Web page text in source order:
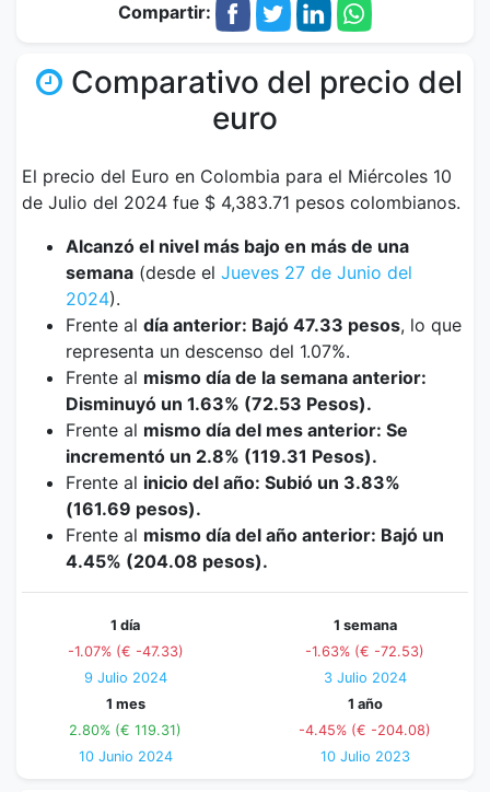
Compartir:
Comparativo del precio del
euro
El precio del Euro en Colombia para el Miércoles 10
de Julio del 2024 fue $ 4,383.71 pesos colombianos.
Alcanzó el nivel más bajo en más de una
semana (desde el Jueves 27 de Junio del
2024).
Frente al día anterior: Bajó 47.33 pesos, lo que
representa un descenso del 1.07%.
Frente al mismo día de la semana anterior:
Disminuyó un 1.63% (72.53 Pesos).
Frente al mismo día del mes anterior: Se
incrementó un 2.8% (119.31 Pesos).
Frente al inicio del año: Subió un 3.83%
(161.69 pesos).
Frente al mismo día del año anterior: Bajó un
4.45% (204.08 pesos).
1 día
-1.07% (€ -47.33)
9 Julio 2024
1 semana
-1.63% (€ -72.53)
3 Julio 2024
1 mes
2.80% (€ 119.31)
10 Junio 2024
1 año
-4.45% (€ -204.08)
10 Julio 2023